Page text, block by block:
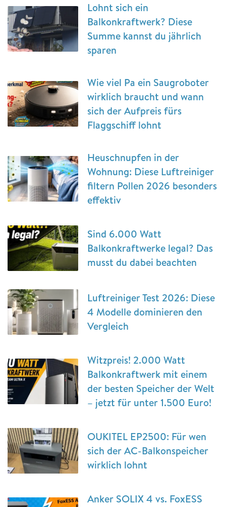
Lohnt sich ein
Balkonkraftwerk? Diese
Summe kannst du jährlich
sparen
Wie viel Pa ein Saugroboter
wirklich braucht und wann
sich der Aufpreis fürs
Flaggschiff lohnt
Heuschnupfen in der
Wohnung: Diese Luftreiniger
filtern Pollen 2026 besonders
effektiv
Sind 6.000 Watt
Balkonkraftwerke legal? Das
musst du dabei beachten
Luftreiniger Test 2026: Diese
4 Modelle dominieren den
Vergleich
Witzpreis! 2.000 Watt
Balkonkraftwerk mit einem
der besten Speicher der Welt
– jetzt für unter 1.500 Euro!
OUKITEL EP2500: Für wen
sich der AC-Balkonspeicher
wirklich lohnt
Anker SOLIX 4 vs. FoxESS